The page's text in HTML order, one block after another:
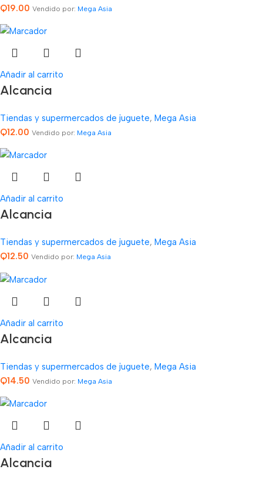
Q19.00 Vendido por: Mega Asia
Añadir al carrito
Alcancia
Tiendas y supermercados de juguete, Mega Asia
Q12.00 Vendido por: Mega Asia
Añadir al carrito
Alcancia
Tiendas y supermercados de juguete, Mega Asia
Q12.50 Vendido por: Mega Asia
Añadir al carrito
Alcancia
Tiendas y supermercados de juguete, Mega Asia
Q14.50 Vendido por: Mega Asia
Añadir al carrito
Alcancia